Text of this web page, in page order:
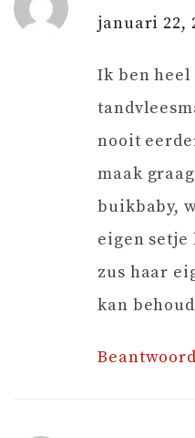
januari 22,
Ik ben
nooit
maak
buikbaby,
eigen
zus haar
kan